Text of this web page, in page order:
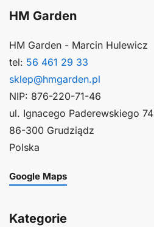
HM Garden
HM Garden - Marcin Hulewicz
tel: 56 461 29 33
sklep@hmgarden.pl
NIP: 876-220-71-46
ul. Ignacego Paderewskiego 74
86-300 Grudziądz
Polska
Google Maps
Kategorie